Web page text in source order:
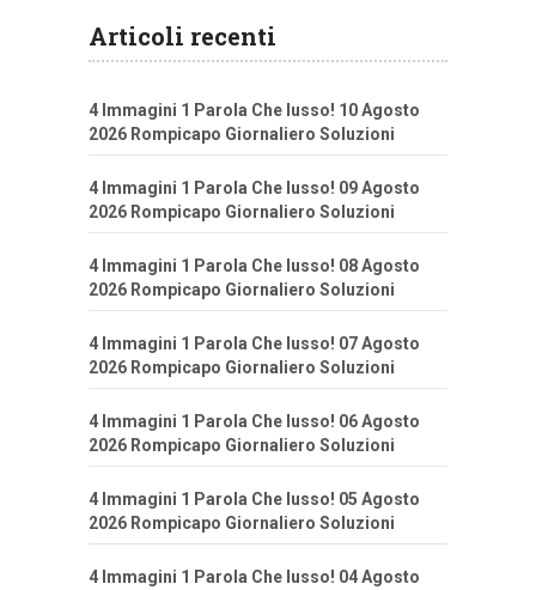
Articoli recenti
4 Immagini 1 Parola Che lusso! 10 Agosto
2026 Rompicapo Giornaliero Soluzioni
4 Immagini 1 Parola Che lusso! 09 Agosto
2026 Rompicapo Giornaliero Soluzioni
4 Immagini 1 Parola Che lusso! 08 Agosto
2026 Rompicapo Giornaliero Soluzioni
4 Immagini 1 Parola Che lusso! 07 Agosto
2026 Rompicapo Giornaliero Soluzioni
4 Immagini 1 Parola Che lusso! 06 Agosto
2026 Rompicapo Giornaliero Soluzioni
4 Immagini 1 Parola Che lusso! 05 Agosto
2026 Rompicapo Giornaliero Soluzioni
4 Immagini 1 Parola Che lusso! 04 Agosto